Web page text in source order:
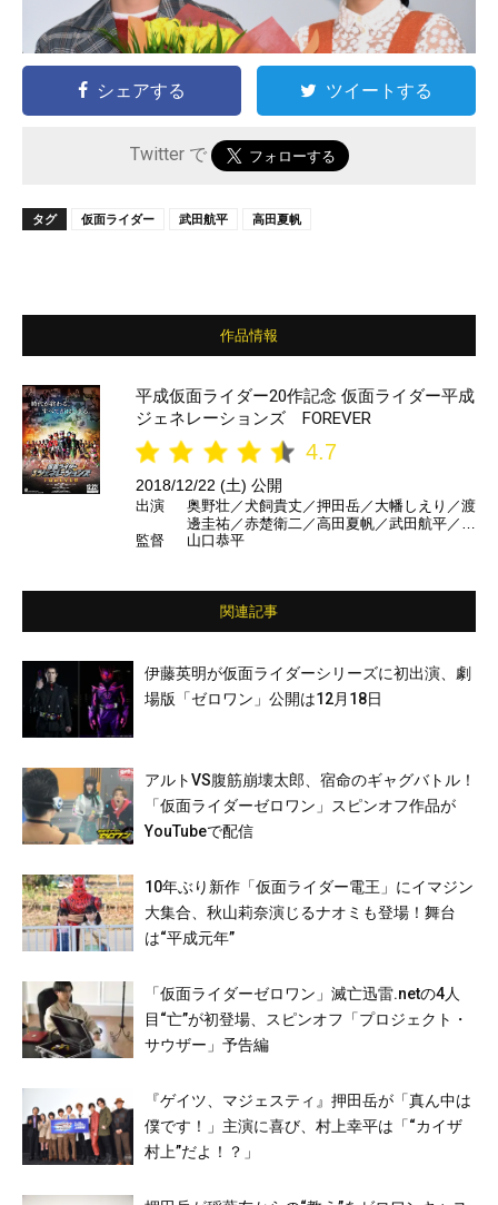
シェアする ツイートする
Twitter で
タグ 仮面ライダー 武田航平 高田夏帆
作品情報
平成仮面ライダー20作記念 仮面ライダー平成
ジェネレーションズ FOREVER
4.7
2018/12/22 (土) 公開
出演
奥野壮／犬飼貴丈／押田岳／大幡しえり／渡
邊圭祐／赤楚衛二／高田夏帆／武田航平／水
上剣星／大東駿介／生瀬勝久／石丸謙二郎／
監督 山口恭平
関連記事
伊藤英明が仮面ライダーシリーズに初出演、劇
場版「ゼロワン」公開は12月18日
アルトVS腹筋崩壊太郎、宿命のギャグバトル！
「仮面ライダーゼロワン」スピンオフ作品が
YouTubeで配信
10年ぶり新作「仮面ライダー電王」にイマジン
大集合、秋山莉奈演じるナオミも登場！舞台
は“平成元年”
「仮面ライダーゼロワン」滅亡迅雷.netの4人
目“亡”が初登場、スピンオフ「プロジェクト・
サウザー」予告編
『ゲイツ、マジェスティ』押田岳が「真ん中は
僕です！」主演に喜び、村上幸平は「“カイザ
村上”だよ！？」